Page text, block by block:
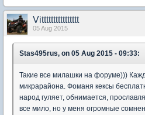
Vitttttttttttttttt
05 Aug 2015
Stas495rus, on 05 Aug 2015 - 09:33:
Такие все милашки на форуме)))
микрарайона. Фоманя кексы
народ гуляет, обнимается,
все мило, но у меня огромные